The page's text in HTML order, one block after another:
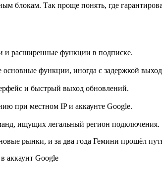
блокам. Так проще понять, где
и расширенные функции в подписке.
основные функции, иногда с задержкой
и быстрый выход обновлений.
при местном IP и аккаунте Google.
ищущих легальный регион подключения.
рынки, и за два года Гемини прошёл путь
аккаунт Google